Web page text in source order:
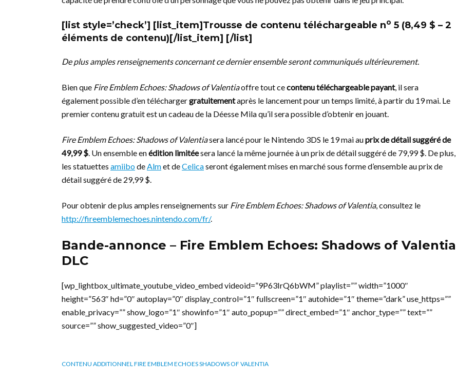
[list style=’check’] [list_item]Trousse de contenu téléchargeable no 5 (8,49 $ – 2
éléments de contenu)[/list_item] [/list]
De plus amples renseignements concernant ce dernier ensemble seront communiqués ultérieurement.
Bien que Fire Emblem Echoes: Shadows of Valentiaoffre tout cecontenu téléchargeable payant, il sera
également possible d’en téléchargergratuitementaprès le lancement pour un temps limité, à partir du 19 mai. Le
premier contenu gratuit est un cadeau de la Déesse Mila qu’il sera possible d’obtenir en jouant.
Fire Emblem Echoes: Shadows of Valentiasera lancé pour le Nintendo 3DS le 19 mai auprix de détail suggéré de
49,99 $. Un ensemble enédition limitéesera lancé la même journée à un prix de détail suggéré de 79,99 $. De plus,
les statuettes amiibodeAlmet deCelicaseront également mises en marché sous forme d’ensemble au prix de
détail suggéré de 29,99 $.
Pour obtenir de plus amples renseignements sur Fire Emblem Echoes: Shadows of Valentia, consultez le
http://fireemblemechoes.nintendo.com/fr/.
Bande-annonce – Fire Emblem Echoes: Shadows of Valentia
DLC
[wp_lightbox_ultimate_youtube_video_embed videoid=”9P63IrQ6bWM” playlist=”” width=”1000″
height=”563″ hd=”0″ autoplay=”0″ display_control=”1″ fullscreen=”1″ autohide=”1″ theme=”dark” use_https=””
enable_privacy=”” show_logo=”1″ showinfo=”1″ auto_popup=”” direct_embed=”1″ anchor_type=”” text=””
source=”” show_suggested_video=”0″]
CONTENU ADDITIONNEL FIRE EMBLEM ECHOES SHADOWS OF VALENTIA